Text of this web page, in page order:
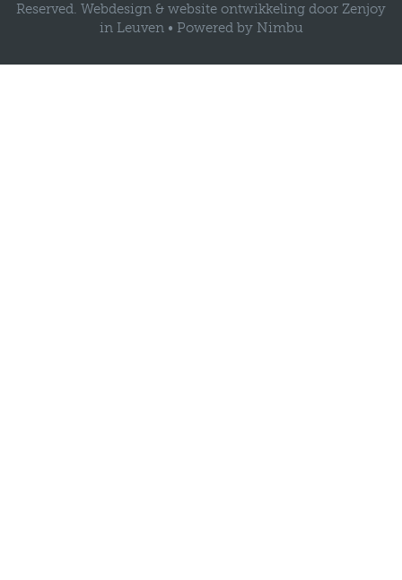
Reserved. Webdesign & website ontwikkeling door Zenjoy
in Leuven• Powered by Nimbu